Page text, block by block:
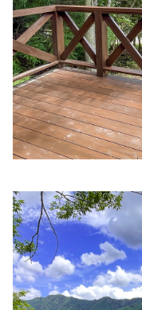
住所:兵庫県姫路市岩
おがさ内科
住所:兵庫県姫路市飾
南駅前町 内科 胃腸内
住所:兵庫県姫路市南
さわだ内科・呼吸器
住所: 兵庫県姫路市日
住所:兵庫県姫路市西
医療法人藤森医療財団
住所: 兵庫県姫路市南
やはた歯科
住所:兵庫県姫路市勝